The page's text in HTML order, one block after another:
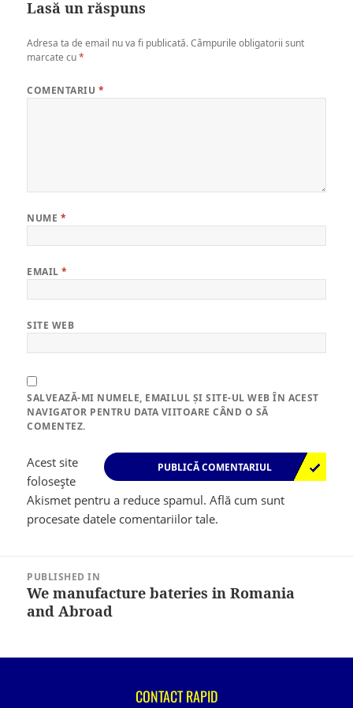
Lasă un răspuns
Adresa ta de email nu va fi publicată. Câmpurile obligatorii sunt
marcate cu*
COMENTARIU *
NUME *
EMAIL*
SITE WEB
SALVEAZĂ-MI NUMELE, EMAILUL ȘI SITE-UL WEB ÎN ACEST
NAVIGATOR PENTRU DATA VIITOARE CÂND O SĂ
COMENTEZ.
Acest site
folosește
Akismet pentru a reduce spamul.Află cum sunt
procesate datele comentariilor tale.
articole
PUBLISHED IN
We manufacture bateries in Romania
and Abroad
CONTACT RAPID